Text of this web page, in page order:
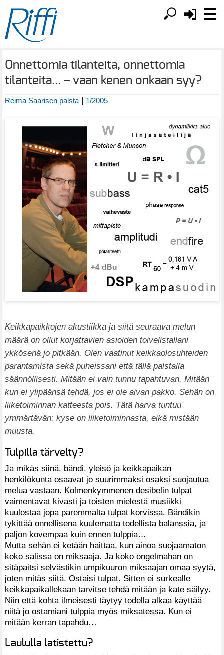
Onnettomia tilanteita, onnettomia
tilanteita... – vaan kenen onkaan syy?
Reima Saarisen palsta| 1/2005
Keikkapaikkojen akustiikka ja siitä seuraava melun
määrä on ollut korjattavien asioiden toivelistallani
ykkösenä jo pitkään. Olen vaatinut keikkaolosuhteiden
parantamista sekä puheissani että tällä palstalla
säännöllisesti. Mitään ei vain tunnu tapahtuvan. Mitään
kun ei ylipäänsä tehdä, jos ei ole aivan pakko. Sehän on
liiketoiminnan katteesta pois. Tätä harva tuntuu
ymmärtävän: kyse on liiketoiminnasta, eikä mistään
muusta.
Tulpilla tärvelty?
Ja mikäs siinä, bändi, yleisö ja keikkapaikan
henkilökunta osaavat jo suurimmaksi osaksi suojautua
melua vastaan. Kolmenkymmenen desibelin tulpat
vaimentavat kivasti ja toisten mielestä musiikki
kuulostaa jopa paremmalta tulpat korvissa. Bändikin
tykittää onnellisena kuulematta todellista balanssia, ja
paljon kovempaa kuin ennen tulppia…
Mutta sehän ei ketään haittaa, kun ainoa suojaamaton
koko salissa on miksaaja. Ja koko ongelmahan on
sitäpaitsi selvästikin umpikuuron miksaajan omaa syytä,
joten mitäs siitä. Ostaisi tulpat. Sitten ei surkealle
keikkapaikallekaan tarvitse tehdä mitään ja kate säilyy.
Niin että kohta ilmeisesti täytyy todella alkaa käyttää
niitä jo ostamiani tulppia myös miksatessa. Kun ei
mitään kerran tapahdu…
Laululla latistettu?